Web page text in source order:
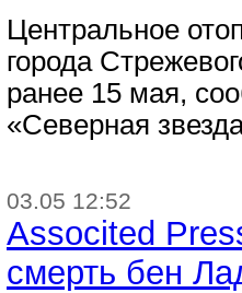
Центральное
города
ранее 15 мая,
«Северная
03.05 12:52
Associted
смерть бен